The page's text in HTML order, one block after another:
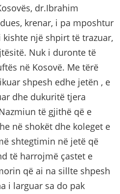
dr.Ibrahim
krenar, i pa mposhtur
kishte një shpirt të trazuar,
Nuk i duronte të
në Kosovë. Me tërë
shpesh edhe jetën , e
dhe dukuritë tjera
të gjithë që e
në shokët dhe koleget e
shtegtimin në jetë që
të harrojmë çastet e
që ai na sillte shpesh
i larguar sa do pak